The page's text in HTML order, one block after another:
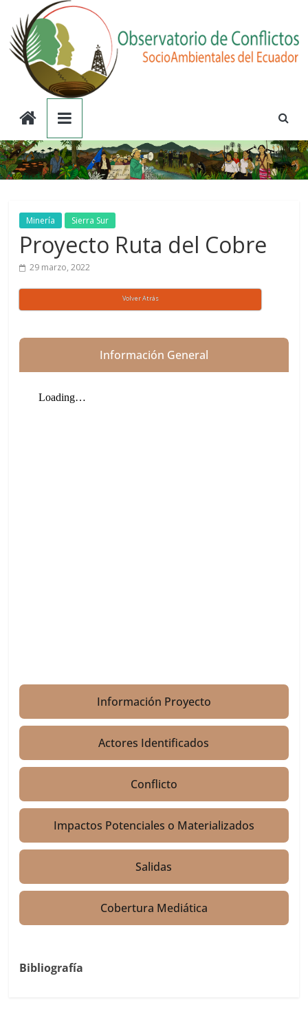
contenido
Observatorio
de
Conflictos
Socioambientales
del
Ecuador
Minería Sierra Sur
Proyecto Ruta del Cobre
29 marzo, 2022
Volver Atrás
Información General
Información Proyecto
Actores Identificados
Conflicto
Impactos Potenciales o Materializados
Salidas
Cobertura Mediática
Bibliografía